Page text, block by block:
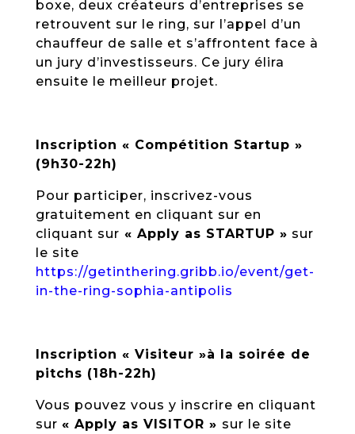
boxe, deux créateurs d’entreprises se
retrouvent sur le ring, sur l’appel d’un
chauffeur de salle et s’affrontent face à
un jury d’investisseurs. Ce jury élira
ensuite le meilleur projet.
Inscription « Compétition Startup »
(9h30-22h)
Pour participer, inscrivez-vous
gratuitement en cliquant sur en
cliquant sur « Apply as STARTUP » sur
le site
https://getinthering.gribb.io/event/get-
in-the-ring-sophia-antipolis
Inscription « Visiteur »à la soirée de
pitchs (18h-22h)
Vous pouvez vous y inscrire en cliquant
sur « Apply as VISITOR » sur le site